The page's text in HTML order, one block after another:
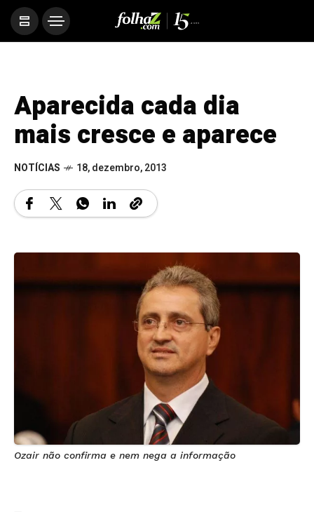
Aparecida cada dia
mais cresce e aparece
NOTÍCIAS 18, dezembro, 2013
Ozair não confirma e nem nega a informação